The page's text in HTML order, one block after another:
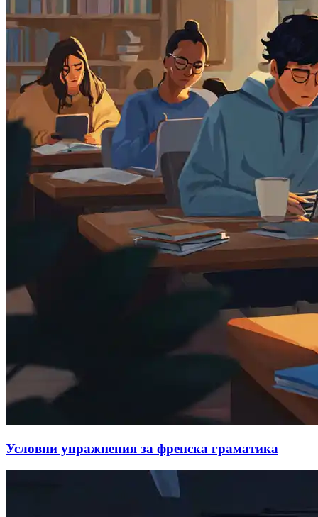
Условни упражнения за френска граматика